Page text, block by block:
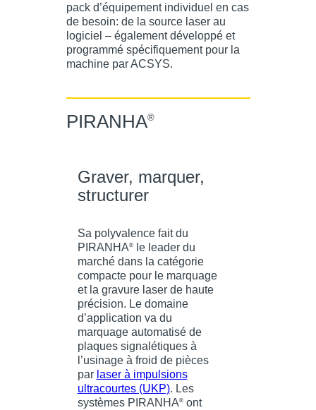
pack d’équipement individuel en cas
de besoin: de la source laser au
logiciel – également développé et
programmé spécifiquement pour la
machine par ACSYS.
PIRANHA®
Graver, marquer,
structurer
Sa polyvalence fait du
PIRANHA®le leader du
marché dans la catégorie
compacte pour le marquage
et la gravure laser de haute
précision. Le domaine
d’application va du
marquage automatisé de
plaques signalétiques à
l’usinage à froid de pièces
par laser à impulsions
ultracourtes (UKP). Les
systèmes PIRANHA®ont